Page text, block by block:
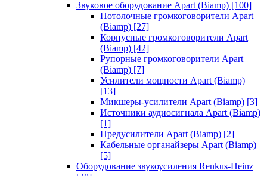
Звуковое оборудование Apart (Biamp) [100]
Потолочные громкоговорители Apart
(Biamp) [27]
Корпусные громкоговорители Apart
(Biamp) [42]
Рупорные громкоговорители Apart
(Biamp) [7]
Усилители мощности Apart (Biamp)
[13]
Микшеры-усилители Apart (Biamp) [3]
Источники аудиосигнала Apart (Biamp)
[1]
Предусилители Apart (Biamp) [2]
Кабельные органайзеры Apart (Biamp)
[5]
Оборудование звукоусиления Renkus-Heinz